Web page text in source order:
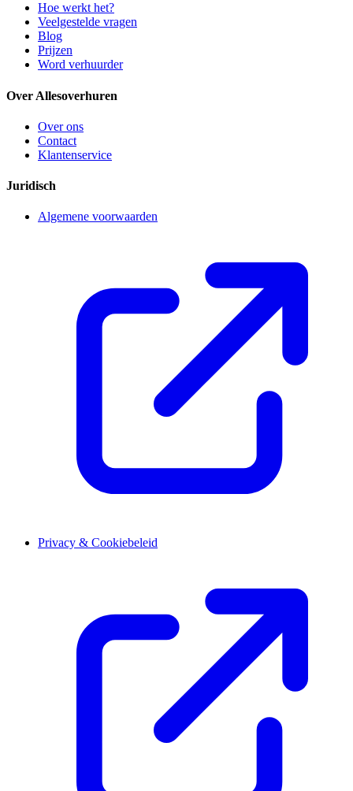
Hoe werkt het?
Veelgestelde vragen
Blog
Prijzen
Word verhuurder
Over Allesoverhuren
Over ons
Contact
Klantenservice
Juridisch
Algemene voorwaarden
Privacy & Cookiebeleid